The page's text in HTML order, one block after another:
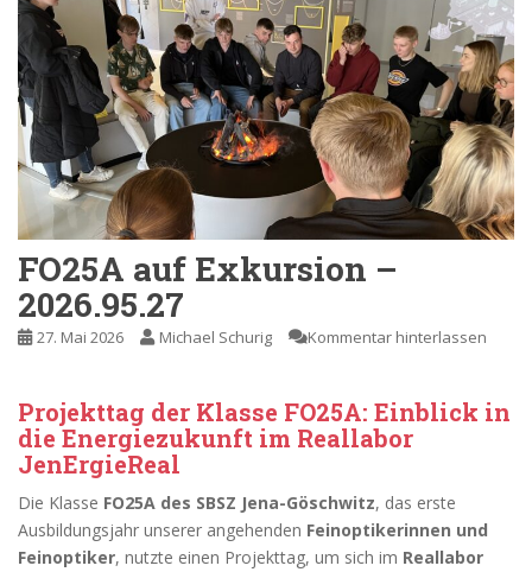
FO25A auf Exkursion –
2026.95.27
27. Mai 2026 Michael Schurig Kommentar hinterlassen
Projekttag der Klasse FO25A: Einblick in
die Energiezukunft im Reallabor
JenErgieReal
Die Klasse FO25A des SBSZ Jena-Göschwitz, das erste
Ausbildungsjahr unserer angehenden Feinoptikerinnen und
Feinoptiker, nutzte einen Projekttag, um sich im Reallabor